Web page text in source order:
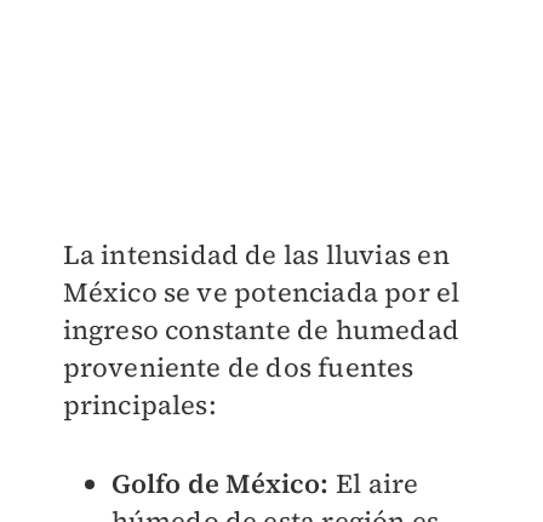
La intensidad de las lluvias en
México se ve potenciada por el
ingreso constante de humedad
proveniente de dos fuentes
principales:
Golfo de México: El aire